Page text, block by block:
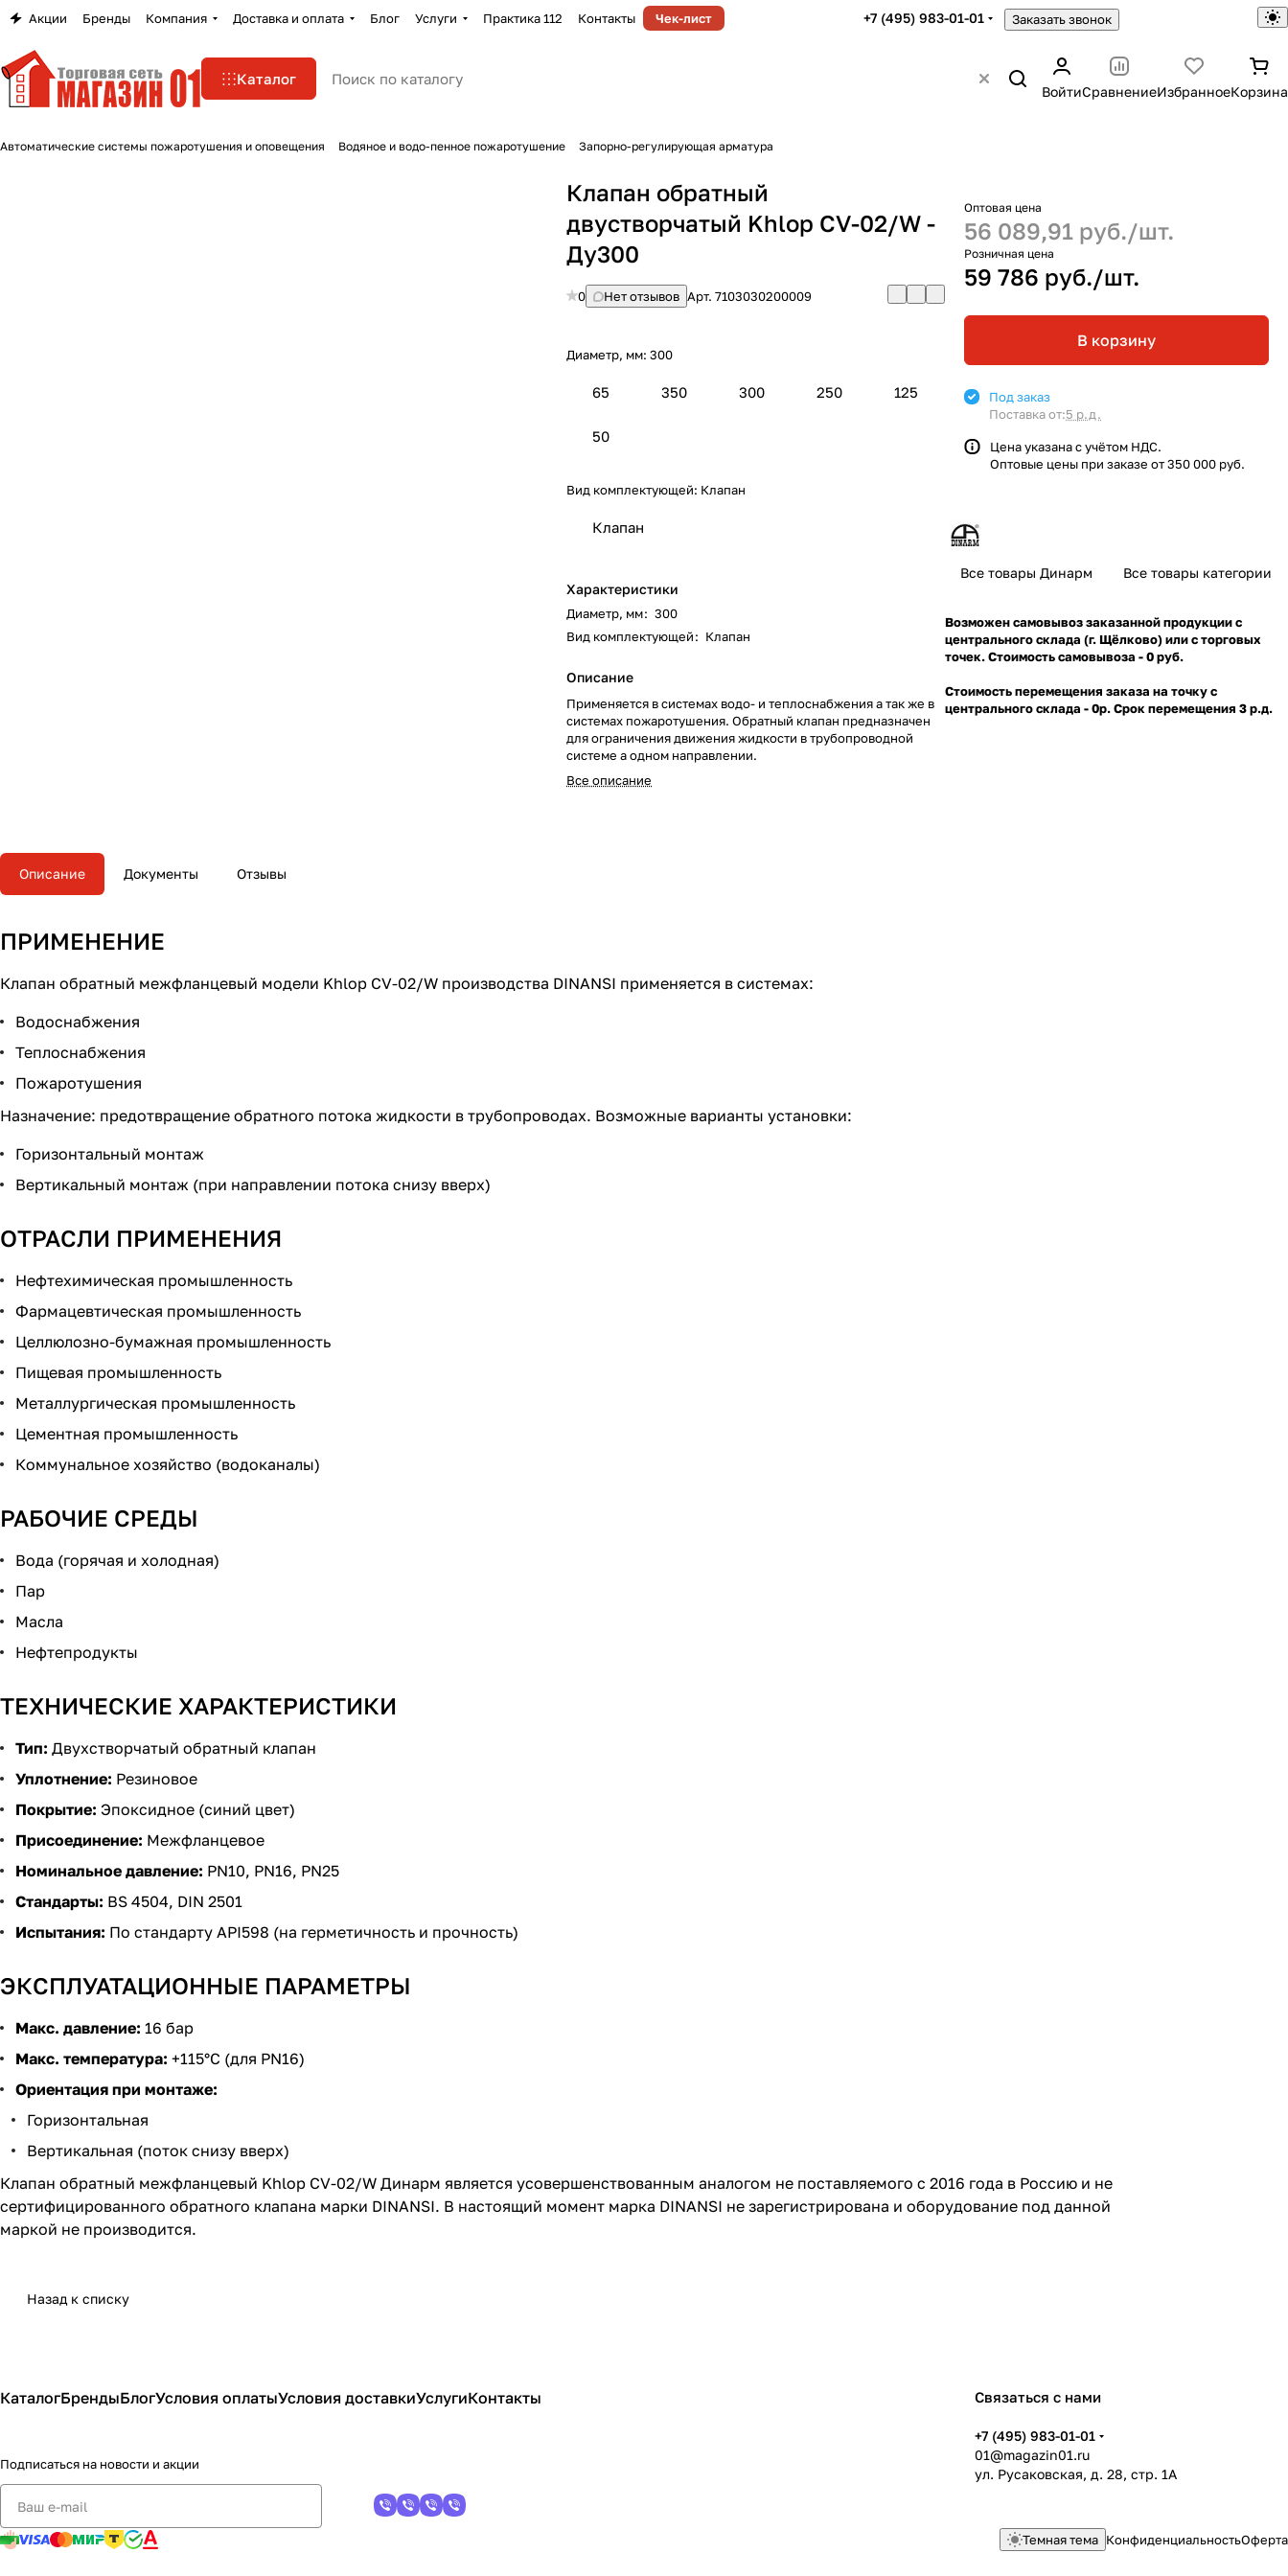
Акции Бренды Компания Доставка и оплата Блог Услуги Практика 112 Контакты Чек-лист +7 (495) 983-01-01 Заказать звонок
Каталог
ВойтиСравнениеИзбранноеКорзина
Автоматические системы пожаротушения и оповещения Водяное и водо-пенное пожаротушение Запорно-регулирующая арматура
Клапан обратный
двустворчатый Khlop CV-02/W -
Ду300
0 Нет отзывов Арт.7103030200009
Диаметр, мм:300
65 350 300 250 125
50
Вид комплектующей: Клапан
Клапан
Характеристики
Диаметр, мм: 300
Вид комплектующей: Клапан
Описание
Применяется в системах водо- и теплоснабжения а так же в
системах пожаротушения. Обратный клапан предназначен
для ограничения движения жидкости в трубопроводной
системе а одном направлении.
Все описание
Оптовая цена
56 089,91 руб./шт.
Розничная цена
59 786 руб./шт.
В корзину
Под заказ
Поставка от:5 р.д.
Цена указана с учётом НДС.
Оптовые цены при заказе от 350 000 руб.
Все товары Динарм Все товары категории
Возможен самовывоз заказанной продукции с
центрального склада (г. Щёлково) или с торговых
точек. Стоимость самовывоза - 0 руб.
Стоимость перемещения заказа на точку с
центрального склада - 0р. Срок перемещения 3 р.д.
Описание Документы Отзывы
ПРИМЕНЕНИЕ
Клапан обратный межфланцевый модели Khlop CV-02/W производства DINANSI применяется в системах:
Водоснабжения
Теплоснабжения
Пожаротушения
Назначение: предотвращение обратного потока жидкости в трубопроводах. Возможные варианты установки:
Горизонтальный монтаж
Вертикальный монтаж (при направлении потока снизу вверх)
ОТРАСЛИ ПРИМЕНЕНИЯ
Нефтехимическая промышленность
Фармацевтическая промышленность
Целлюлозно-бумажная промышленность
Пищевая промышленность
Металлургическая промышленность
Цементная промышленность
Коммунальное хозяйство (водоканалы)
РАБОЧИЕ СРЕДЫ
Вода (горячая и холодная)
Пар
Масла
Нефтепродукты
ТЕХНИЧЕСКИЕ ХАРАКТЕРИСТИКИ
Тип: Двухстворчатый обратный клапан
Уплотнение: Резиновое
Покрытие: Эпоксидное (синий цвет)
Присоединение: Межфланцевое
Номинальное давление: PN10, PN16, PN25
Стандарты: BS 4504, DIN 2501
Испытания: По стандарту API598 (на герметичность и прочность)
ЭКСПЛУАТАЦИОННЫЕ ПАРАМЕТРЫ
Макс. давление: 16 бар
Макс. температура: +115°C (для PN16)
Ориентация при монтаже:
Горизонтальная
Вертикальная (поток снизу вверх)
Клапан обратный межфланцевый Khlop CV-02/W Динарм является усовершенствованным аналогом не поставляемого с 2016 года в Россию и не
сертифицированного обратного клапана марки DINANSI. В настоящий момент марка DINANSI не зарегистрирована и оборудование под данной
маркой не производится.
Назад к списку
КаталогБрендыБлогУсловия оплатыУсловия доставкиУслугиКонтакты
Подписаться на новости и акции
Связаться с нами
+7 (495) 983-01-01
01@magazin01.ru
ул. Русаковская, д. 28, стр. 1А
Темная тема КонфиденциальностьОферта